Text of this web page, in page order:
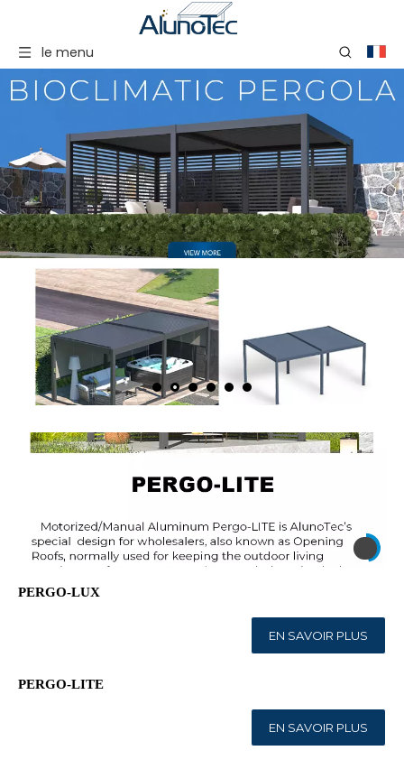
le menu
PERGO-LUX
EN SAVOIR PLUS
PERGO-LITE
EN SAVOIR PLUS